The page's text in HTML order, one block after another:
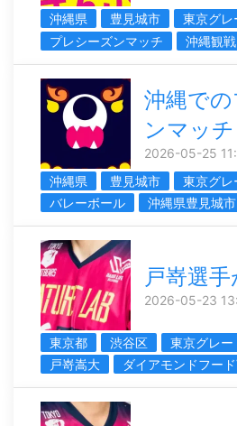
沖縄県 豊見城市
東京グレ
プレシーズンマッチ
沖縄観
沖縄で
ンマッチ
2026-05-25
沖縄県
豊見城市
東京グレ
バレーボール
沖縄県豊見城市
戸嵜選
2026-05-23
東京都 渋谷区
東京グレ
戸嵜嵩大
ダイアモンドフー